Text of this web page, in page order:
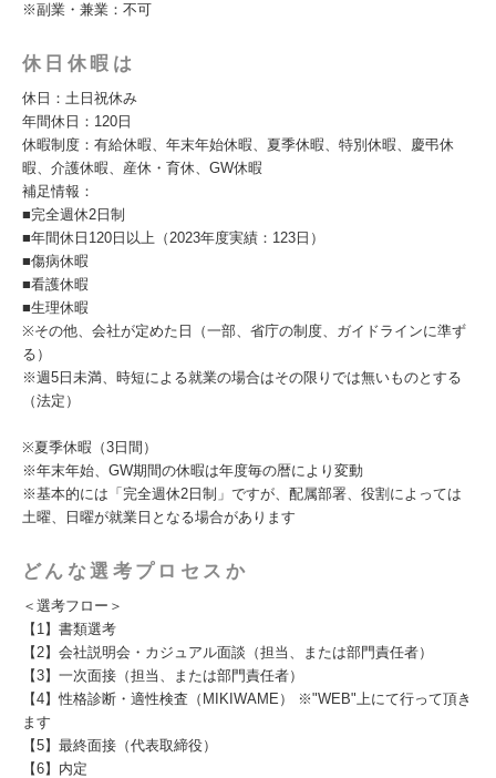
※副業・兼業：不可
休日休暇は
休日：土日祝休み
年間休日：120日
休暇制度：有給休暇、年末年始休暇、夏季休暇、特別休暇、慶弔休
暇、介護休暇、産休・育休、GW休暇
補足情報：
■完全週休2日制
■年間休日120日以上（2023年度実績：123日）
■傷病休暇
■看護休暇
■生理休暇
※その他、会社が定めた日（一部、省庁の制度、ガイドラインに準ず
る）
※週5日未満、時短による就業の場合はその限りでは無いものとする
（法定）
※夏季休暇（3日間）
※年末年始、GW期間の休暇は年度毎の暦により変動
※基本的には「完全週休2日制」ですが、配属部署、役割によっては
土曜、日曜が就業日となる場合があります
どんな選考プロセスか
＜選考フロー＞
【1】書類選考
【2】会社説明会・カジュアル面談（担当、または部門責任者）
【3】一次面接（担当、または部門責任者）
【4】性格診断・適性検査（MIKIWAME） ※"WEB"上にて行って頂き
ます
【5】最終面接（代表取締役）
【6】内定